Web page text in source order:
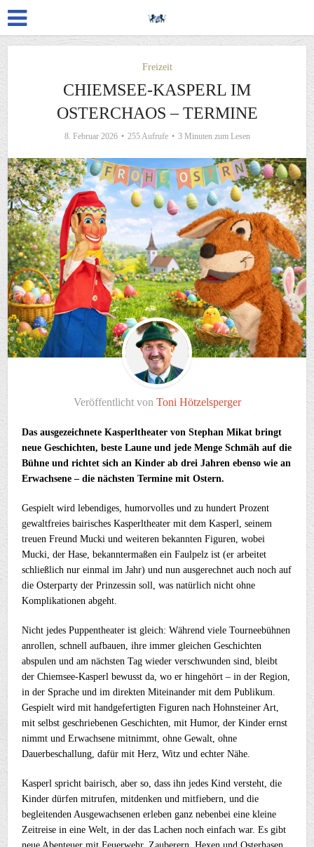
Freizeit
CHIEMSEE-KASPERL IM
OSTERCHAOS – TERMINE
8. Februar 2026 255 Aufrufe 3 Minuten zum Lesen
Veröffentlicht von Toni Hötzelsperger
Das ausgezeichnete Kasperltheater von Stephan Mikat bringt
neue Geschichten, beste Laune und jede Menge Schmäh auf die
Bühne und richtet sich an Kinder ab drei Jahren ebenso wie an
Erwachsene – die nächsten Termine mit Ostern.
Gespielt wird lebendiges, humorvolles und zu hundert Prozent
gewaltfreies bairisches Kasperltheater mit dem Kasperl, seinem
treuen Freund Mucki und weiteren bekannten Figuren, wobei
Mucki, der Hase, bekanntermaßen ein Faulpelz ist (er arbeitet
schließlich nur einmal im Jahr) und nun ausgerechnet auch noch auf
die Osterparty der Prinzessin soll, was natürlich nicht ohne
Komplikationen abgeht.
Nicht jedes Puppentheater ist gleich: Während viele Tourneebühnen
anrollen, schnell aufbauen, ihre immer gleichen Geschichten
abspulen und am nächsten Tag wieder verschwunden sind, bleibt
der Chiemsee-Kasperl bewusst da, wo er hingehört – in der Region,
in der Sprache und im direkten Miteinander mit dem Publikum.
Gespielt wird mit handgefertigten Figuren nach Hohnsteiner Art,
mit selbst geschriebenen Geschichten, mit Humor, der Kinder ernst
nimmt und Erwachsene mitnimmt, ohne Gewalt, ohne
Dauerbeschallung, dafür mit Herz, Witz und echter Nähe.
Kasperl spricht bairisch, aber so, dass ihn jedes Kind versteht, die
Kinder dürfen mitrufen, mitdenken und mitfiebern, und die
begleitenden Ausgewachsenen erleben ganz nebenbei eine kleine
Zeitreise in eine Welt, in der das Lachen noch einfach war. Es gibt